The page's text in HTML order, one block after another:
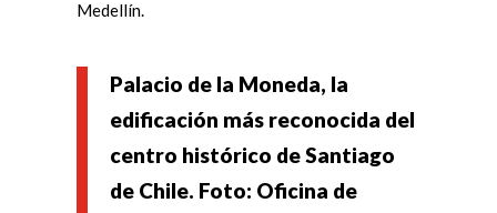
Medellín.
Palacio de la Moneda, la
edificación más reconocida del
centro histórico de Santiago
de Chile. Foto: Oficina de